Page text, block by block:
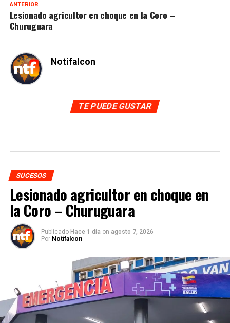
ANTERIOR
Lesionado agricultor en choque en la Coro –
Churuguara
Notifalcon
TE PUEDE GUSTAR
SUCESOS
Lesionado agricultor en choque en
la Coro – Churuguara
Publicado Hace 1 día on agosto 7, 2026
Por Notifalcon